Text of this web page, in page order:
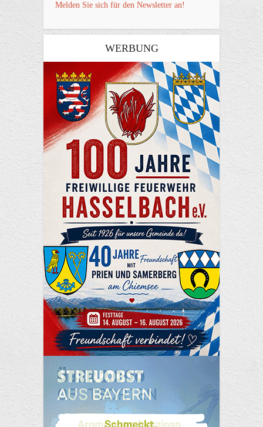
Melden Sie sich für den Newsletter an!
WERBUNG